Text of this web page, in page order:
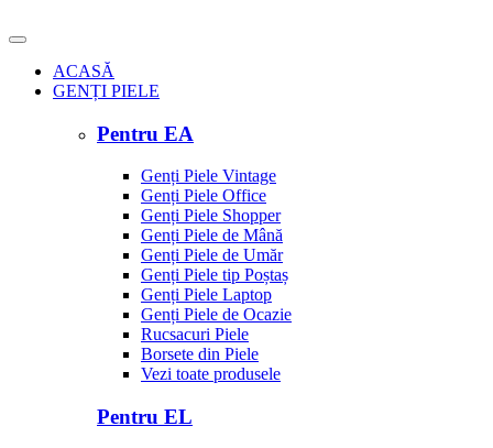
ACASĂ
GENȚI PIELE
Pentru EA
Genți Piele Vintage
Genți Piele Office
Genți Piele Shopper
Genți Piele de Mână
Genți Piele de Umăr
Genți Piele tip Poștaș
Genți Piele Laptop
Genți Piele de Ocazie
Rucsacuri Piele
Borsete din Piele
Vezi toate produsele
Pentru EL